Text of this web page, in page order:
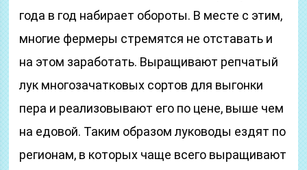
года в год набирает обороты. В месте с этим,
многие фермеры стремятся не отставать и
на этом заработать. Выращивают репчатый
лук многозачатковых сортов для выгонки
пера и реализовывают его по цене, выше чем
на едовой. Таким образом луководы ездят по
регионам, в которых чаще всего выращивают